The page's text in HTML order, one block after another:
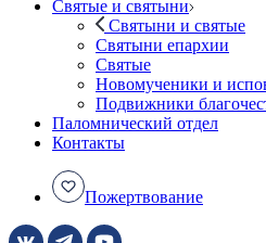
Святые и святыни
Святыни и святые
Святыни епархии
Святые
Новомученики и
Подвижники
Паломнический отдел
Контакты
Пожертвование